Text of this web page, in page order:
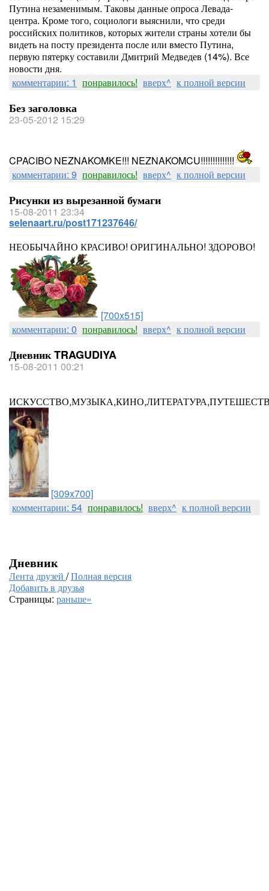
Путина незаменимым. Таковы данные опроса Левада-
центра. Кроме того, социологи выяснили, что среди
российских политиков, которых жители страны хотели бы
видеть на посту президента после или вместо Путина,
первую пятерку составили Дмитрий Медведев (14%). Все
новости дня.
комментарии: 1 понравилось! вверх^ к полной версии
Без заголовка
23-05-2012 15:29
CPACIBO NEZNAKOMKE!!! NEZNAKOMCU!!!!!!!!!!!!!!
комментарии: 9 понравилось! вверх^ к полной версии
Рисунки из вырезанной бумаги
15-08-2011 23:34
selenaart.ru/post171237646/
НЕОБЫЧАЙНО КРАСИВО! ОРИГИНАЛЬНО! ЗДОРОВО!
[700x515]
комментарии: 0 понравилось! вверх^ к полной версии
Дневник TRAGUDIYA
15-08-2011 00:21
[309x700]
комментарии: 54 понравилось! вверх^ к полной версии
Дневник
Лента друзей /Полная версия
Добавить в друзья
Страницы: раньше»